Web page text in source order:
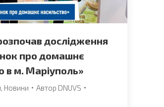
дослідження
про домашнє
в м. Маріуполь»
, Новини Автор DNUVS